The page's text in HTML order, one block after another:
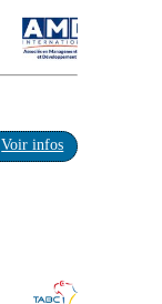
Voir infos